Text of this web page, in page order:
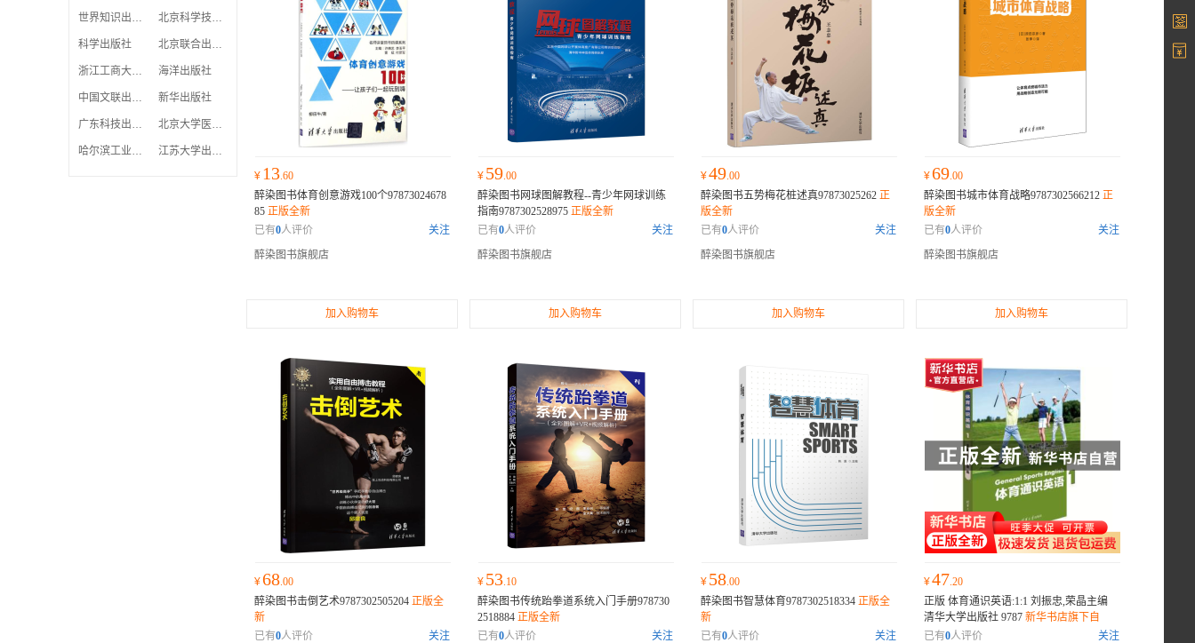
¥ 13.60
醉染图书体育创意游戏100个97873024678
85 正版全新
已有0人评价
关注
醉染图书旗舰店
加入购物车
¥ 59.00
醉染图书网球图解教程--青少年网球训练
指南9787302528975 正版全新
已有0人评价
关注
醉染图书旗舰店
加入购物车
¥49.00
醉染图书五势梅花桩述真97873025262 正
版全新
已有0人评价
关注
醉染图书旗舰店
加入购物车
¥69.00
醉染图书城市体育战略9787302566212 正
版全新
已有0人评价
关注
醉染图书旗舰店
加入购物车
¥68.00
醉染图书击倒艺术9787302505204 正版全
新
已有0人评价
关注
¥ 53.10
醉染图书传统跆拳道系统入门手册978730
2518884 正版全新
已有0人评价
关注
¥ 58.00
醉染图书智慧体育9787302518334 正版全
新
已有0人评价
关注
¥47.20
正版 体育通识英语:1:1 刘振忠,荣晶主编
清华大学出版社 9787 新华书店旗下自
营，正版全新
已有0人评价
关注
世界知识出版社 北京科学技术出版社
科学出版社 北京联合出版公司
浙江工商大学出版社 海洋出版社
中国文联出版社 新华出版社
广东科技出版社 北京大学医学出版社
哈尔滨工业大学出版社 江苏大学出版社